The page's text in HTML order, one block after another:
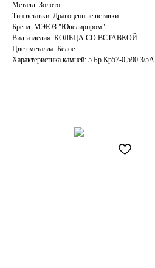
Металл: Золото
Тип вставки: Драгоценные вставки
Бренд: МЭЮЗ "Ювелирпром"
Вид изделия: КОЛЬЦА СО ВСТАВКОЙ
Цвет металла: Белое
Характеристика камней: 5 Бр Кp57-0,590 3/5А